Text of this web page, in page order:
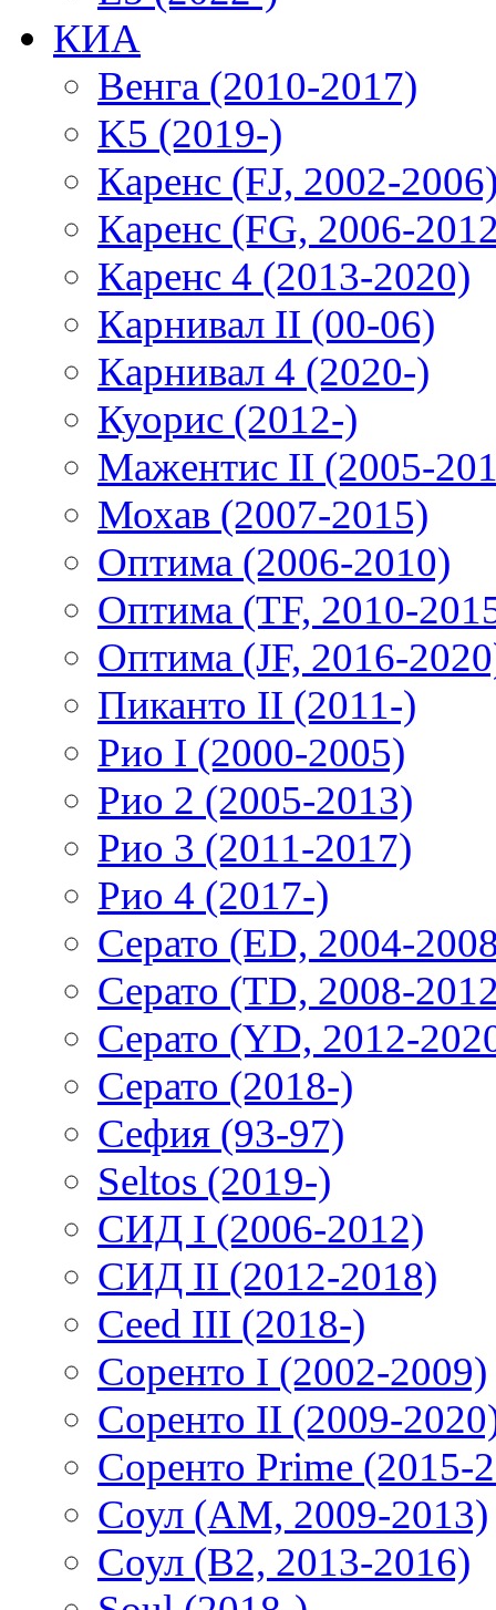
КИА
Венга (2010-2017)
K5 (2019-)
Каренс (FJ, 2002-
Каренс (FG, 2006-
Каренс 4 (2013-2020)
Карнивал II (00-06)
Карнивал 4 (2020-)
Куорис (2012-)
Мажентис II (2005-
Мохав (2007-2015)
Оптима (2006-2010)
Оптима (TF, 2010-
Оптима (JF, 2016-
Пиканто II (2011-)
Рио I (2000-2005)
Рио 2 (2005-2013)
Рио 3 (2011-2017)
Рио 4 (2017-)
Серато (ED, 2004-
Серато (TD, 2008-
Серато (YD, 2012-
Серато (2018-)
Сефия (93-97)
Seltos (2019-)
СИД I (2006-2012)
СИД II (2012-2018)
Ceed III (2018-)
Соренто I (2002-2009)
Соренто II (2009-
Соренто Prime (2015-
Соул (AM, 2009-2013)
Соул (B2, 2013-2016)